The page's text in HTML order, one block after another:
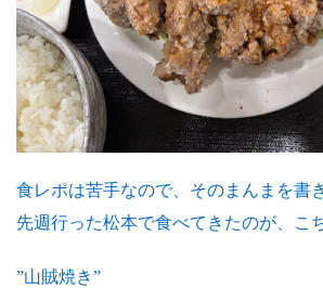
食レポは苦手なので、そのまんまを書
先週行った松本で食べてきたのが、こ
”山賊焼き”